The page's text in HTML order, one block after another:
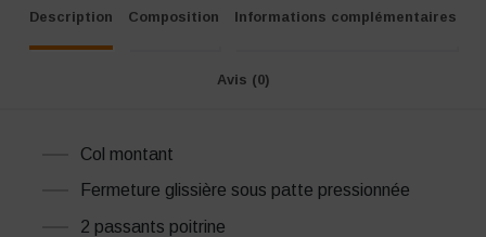
Description Composition Informations complémentaires
Avis (0)
Col montant
Fermeture glissière sous patte pressionnée
2 passants poitrine